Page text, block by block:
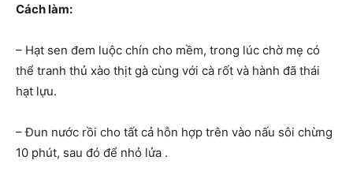
Cách làm:
– Hạt sen đem luộc chín cho mềm, trong lúc chờ mẹ có
thể tranh thủ xào thịt gà cùng với cà rốt và hành đã thái
hạt lựu.
– Đun nước rồi cho tất cả hỗn hợp trên vào nấu sôi chừng
10 phút, sau đó để nhỏ lửa .